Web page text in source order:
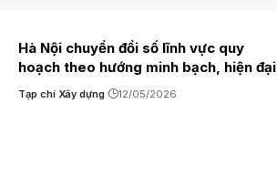
Hà Nội chuyển đổi số lĩnh vực quy
hoạch theo hướng minh bạch, hiện đại
Tạp chí Xây dựng 12/05/2026